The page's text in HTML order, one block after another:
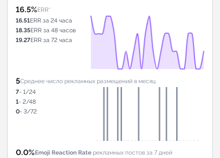
16.5%ERR*
16.51ERR за 24 часа
18.35ERR за 48 часов
19.27ERR за 72 часа
5Среднее число рекламных размещений в месяц
7- 1/24
1- 2/48
0- 3/72
0.0%Emoji Reaction Rate рекламных постов за 7 дней